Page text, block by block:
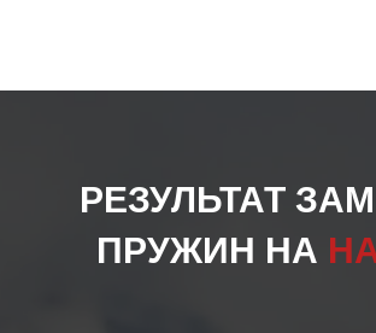
РЕЗУЛЬТАТ
ПРУЖИН НА